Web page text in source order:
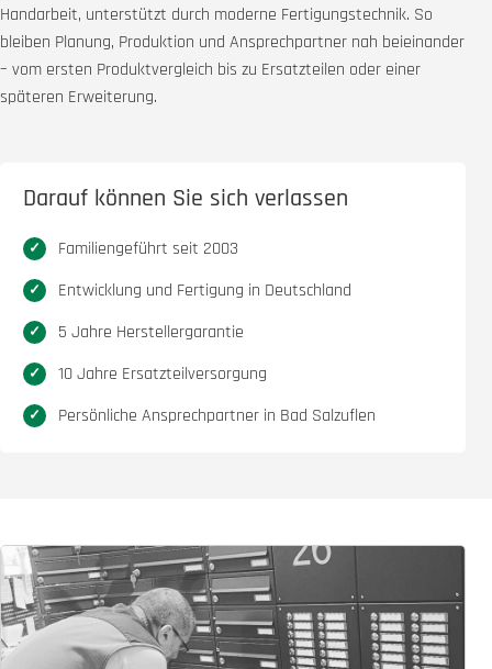
Handarbeit, unterstützt durch moderne Fertigungstechnik. So
bleiben Planung, Produktion und Ansprechpartner nah beieinander
– vom ersten Produktvergleich bis zu Ersatzteilen oder einer
späteren Erweiterung.
Darauf können Sie sich verlassen
Familiengeführt seit 2003
Entwicklung und Fertigung in Deutschland
5 Jahre Herstellergarantie
10 Jahre Ersatzteilversorgung
Persönliche Ansprechpartner in Bad Salzuflen